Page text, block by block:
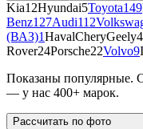
Kia12Hyundai5Toyota149
Benz127Audi112
(ВАЗ)1HavalCheryGeely4
Rover24Porsche22Volvo9
Показаны популярные.
— у нас 400+ марок.
Рассчитать по фото